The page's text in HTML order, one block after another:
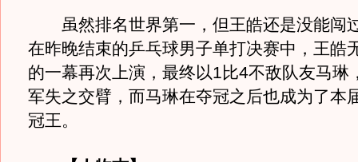
虽然排名世界第一，但王皓还是没能闯
在昨晚结束的乒乓球男子单打决赛中，王皓
的一幕再次上演，最终以1比4不敌队友马琳
军失之交臂，而马琳在夺冠之后也成为了本
冠王。